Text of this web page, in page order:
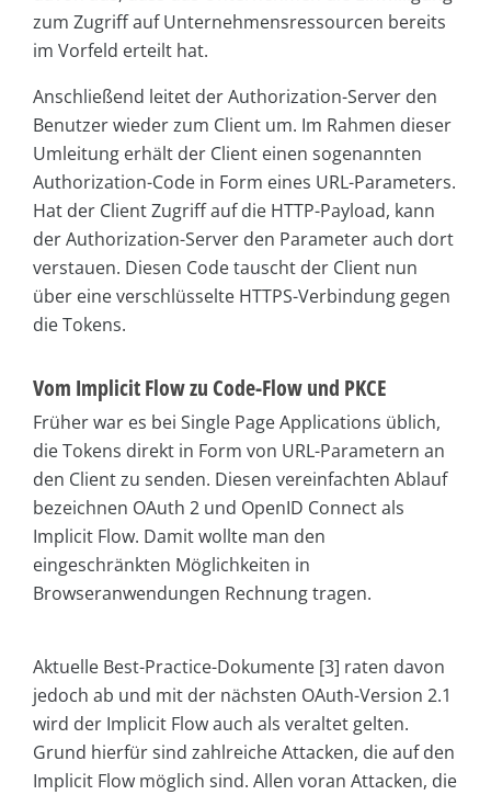
zum Zugriff auf Unternehmensressourcen bereits
im Vorfeld erteilt hat.
Anschließend leitet der Authorization-Server den
Benutzer wieder zum Client um. Im Rahmen dieser
Umleitung erhält der Client einen sogenannten
Authorization-Code in Form eines URL-Parameters.
Hat der Client Zugriff auf die HTTP-Payload, kann
der Authorization-Server den Parameter auch dort
verstauen. Diesen Code tauscht der Client nun
über eine verschlüsselte HTTPS-Verbindung gegen
die Tokens.
Vom Implicit Flow zu Code-Flow und PKCE
Früher war es bei Single Page Applications üblich,
die Tokens direkt in Form von URL-Parametern an
den Client zu senden. Diesen vereinfachten Ablauf
bezeichnen OAuth 2 und OpenID Connect als
Implicit Flow. Damit wollte man den
eingeschränkten Möglichkeiten in
Browseranwendungen Rechnung tragen.
Aktuelle Best-Practice-Dokumente [3] raten davon
jedoch ab und mit der nächsten OAuth-Version 2.1
wird der Implicit Flow auch als veraltet gelten.
Grund hierfür sind zahlreiche Attacken, die auf den
Implicit Flow möglich sind. Allen voran Attacken, die